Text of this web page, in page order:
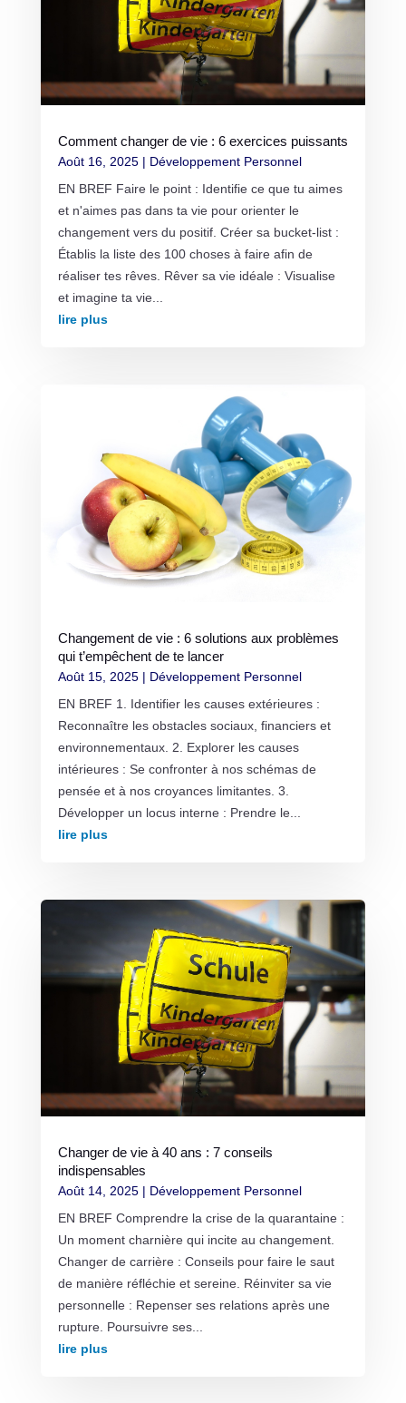
Comment changer de vie : 6 exercices puissants
Août 16, 2025| Développement Personnel
EN BREF Faire le point : Identifie ce que tu aimes
et n'aimes pas dans ta vie pour orienter le
changement vers du positif. Créer sa bucket-list :
Établis la liste des 100 choses à faire afin de
réaliser tes rêves. Rêver sa vie idéale : Visualise
et imagine ta vie...
lire plus
Changement de vie : 6 solutions aux problèmes
qui t’empêchent de te lancer
Août 15, 2025| Développement Personnel
EN BREF 1. Identifier les causes extérieures :
Reconnaître les obstacles sociaux, financiers et
environnementaux. 2. Explorer les causes
intérieures : Se confronter à nos schémas de
pensée et à nos croyances limitantes. 3.
Développer un locus interne : Prendre le...
lire plus
Changer de vie à 40 ans : 7 conseils
indispensables
Août 14, 2025| Développement Personnel
EN BREF Comprendre la crise de la quarantaine :
Un moment charnière qui incite au changement.
Changer de carrière : Conseils pour faire le saut
de manière réfléchie et sereine. Réinviter sa vie
personnelle : Repenser ses relations après une
rupture. Poursuivre ses...
lire plus